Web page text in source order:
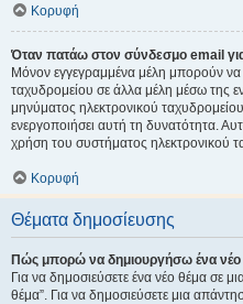
Κορυφή
Όταν πατάω στον σύνδεσμο email
Μόνον εγγεγραμμένα μέλη μπορούν να
ταχυδρομείου σε άλλα μέλη μέσω της
μηνύματος ηλεκτρονικού ταχυδρομείου
ενεργοποιήσει αυτή τη δυνατότητα.
χρήση του συστήματος ηλεκτρονικού
Κορυφή
Θέματα δημοσίευσης
Πώς μπορώ να δημιουργήσω ένα
Για να δημοσιεύσετε ένα νέο θέμα σε
θέμα”. Για να δημοσιεύσετε μια